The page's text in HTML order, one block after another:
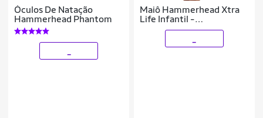
Óculos De Natação
Hammerhead Phantom
Maiô Hammerhead Xtra
Life Infantil -
Rosa/prismático